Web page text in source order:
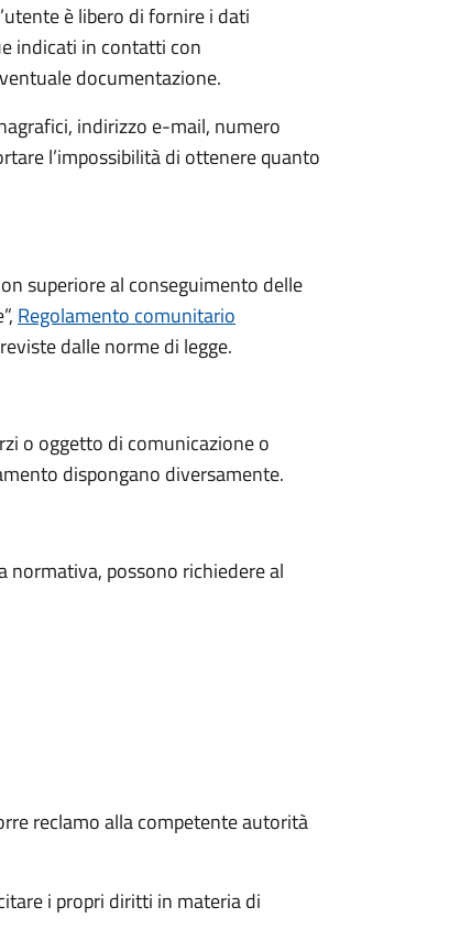
è libero di fornire i dati
indicati in contatti con
documentazione.
indirizzo e-mail, numero
l’impossibilità di ottenere quanto
superiore al conseguimento delle
Regolamento comunitario
dalle norme di legge.
o oggetto di comunicazione o
dispongano diversamente.
normativa, possono richiedere al
reclamo alla competente autorità
i propri diritti in materia di